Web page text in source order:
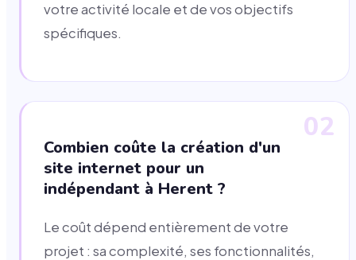
votre activité locale et de vos objectifs
spécifiques.
02
Combien coûte la création d'un
site internet pour un
indépendant à Herent ?
Le coût dépend entièrement de votre
projet : sa complexité, ses fonctionnalités,